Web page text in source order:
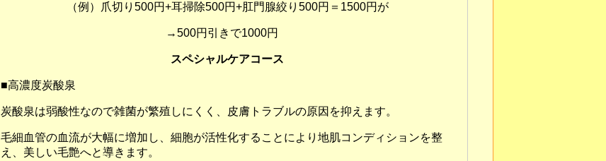
（例）爪切り500円+耳掃除500円+肛門腺絞り500円＝1500円が
→500円引きで1000円
スペシャルケアコース
■高濃度炭酸泉
炭酸泉は弱酸性なので雑菌が繁殖しにくく、皮膚トラブルの原因を抑えます。
毛細血管の血流が大幅に増加し、細胞が活性化することにより地肌コンディションを整
え、美しい毛艶へと導きます。